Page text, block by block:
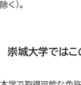
除く）。
崇城大学では